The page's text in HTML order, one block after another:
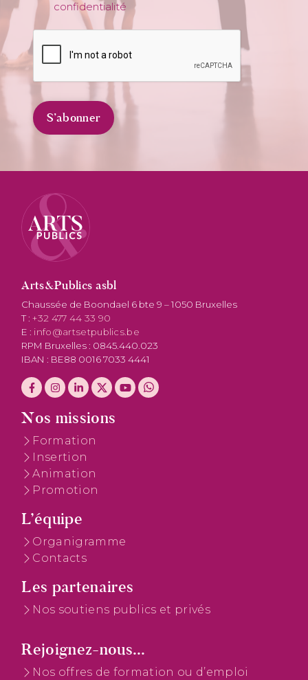
confidentialité
Arts&Publics asbl
Chaussée de Boondael 6 bte 9 – 1050 Bruxelles
T :+32 477 44 33 90
E : info@artsetpublics.be
RPM Bruxelles : 0845.440.023
IBAN : BE88 0016 7033 4441
Nos missions
Formation
Insertion
Animation
Promotion
L’équipe
Organigramme
Contacts
Les partenaires
Nos soutiens publics et privés
Rejoignez-nous...
Nos offres de formation ou d’emploi